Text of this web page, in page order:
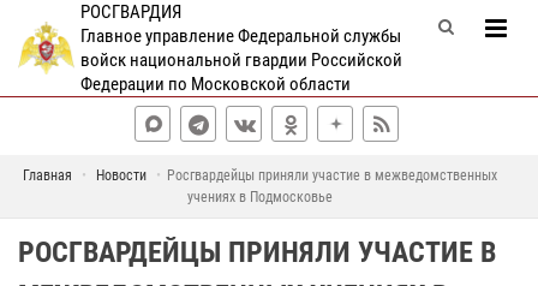
РОСГВАРДИЯ
Главное управление Федеральной службы
войск национальной гвардии Российской
Федерации по Московской области
Главная Новости
Росгвардейцы приняли участие в межведомственных
учениях в Подмосковье
РОСГВАРДЕЙЦЫ ПРИНЯЛИ УЧАСТИЕ В